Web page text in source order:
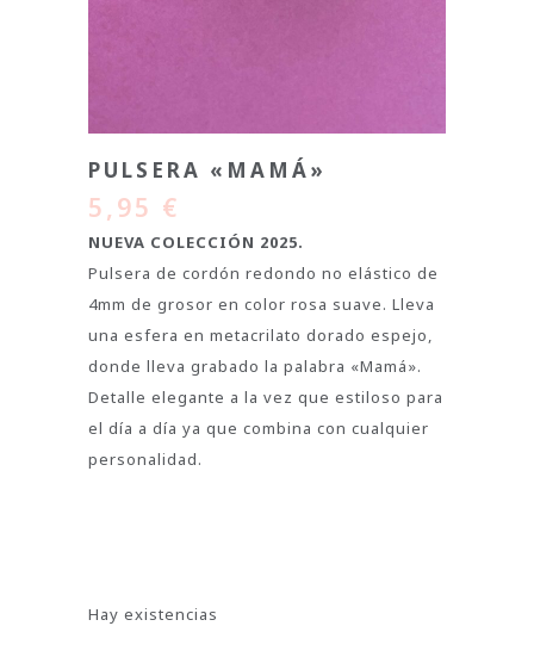
PULSERA «MAMÁ»
5,95 €
NUEVA COLECCIÓN 2025.
Pulsera de cordón redondo no elástico de
4mm de grosor en color rosa suave. Lleva
una esfera en metacrilato dorado espejo,
donde lleva grabado la palabra «Mamá».
Detalle elegante a la vez que estiloso para
el día a día ya que combina con cualquier
personalidad.
Hay existencias